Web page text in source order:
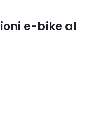
e-bike al